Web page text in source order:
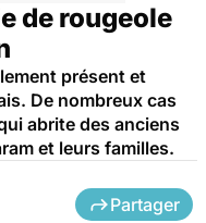
de rougeole
présent et
De nombreux cas
abrite des anciens
et leurs familles.
Partager